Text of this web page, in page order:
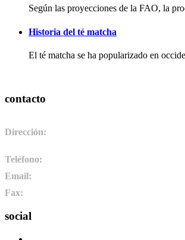
Según las proyecciones de la FAO, la
Historia del té matcha
El té matcha se ha popularizado en
contacto
Dirección:
Teléfono:
Email:
Fax:
social